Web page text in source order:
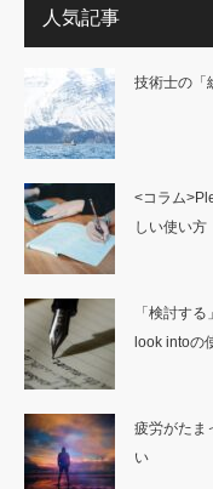
人気記事
技術士の「
<コラム
しい使い方
「検討す
look into
疲労がたま
い